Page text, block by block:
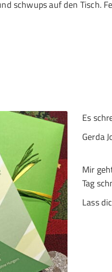
schwups auf den Tisch.
Es
Gerda
Mir
Tag
Lass